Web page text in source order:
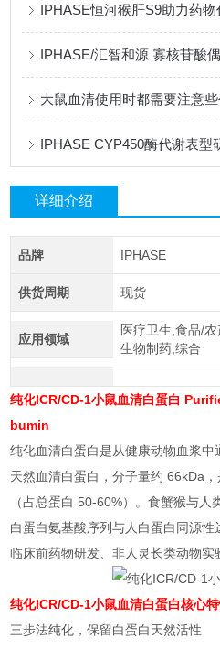
IPHASE恒河猴肝S9助力药
大鼠血清使用时都需要注意些
IPHASE CYP450酶代谢表型
详细介绍
品牌 IPHASE
供货周期 现货
应用领域
医疗卫生,食品/
生物制药,综合
纯化ICR/CD-1小鼠血清白蛋白
bumin
纯化血清白蛋白是从健康动物血浆
天然血清白蛋白，分子量约 66kDa
（占总蛋白 50-60%）。食蟹猴与
白蛋白氨基酸序列与人白蛋白同源
临床前药物研发、非人灵长类动物实
纯化ICR/CD-1小鼠血清白蛋白核心特
三步法纯化，保留白蛋白天然活性